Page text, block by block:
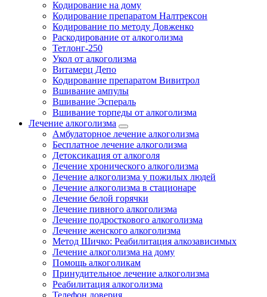
Кодирование на дому
Кодирование препаратом Налтрексон
Кодирование по методу Довженко
Раскодирование от алкоголизма
Тетлонг-250
Укол от алкоголизма
Витамерц Депо
Кодирование препаратом Вивитрол
Вшивание ампулы
Вшивание Эспераль
Вшивание торпеды от алкоголизма
Лечение алкоголизма
Амбулаторное лечение алкоголизма
Бесплатное лечение алкоголизма
Детоксикация от алкоголя
Лечение хронического алкоголизма
Лечение алкоголизма у пожилых людей
Лечение алкоголизма в стационаре
Лечение белой горячки
Лечение пивного алкоголизма
Лечение подросткового алкоголизма
Лечение женского алкоголизма
Метод Шичко: Реабилитация алкозависимых
Лечение алкоголизма на дому
Помощь алкоголикам
Принудительное лечение алкоголизма
Реабилитация алкоголизма
Телефон доверия